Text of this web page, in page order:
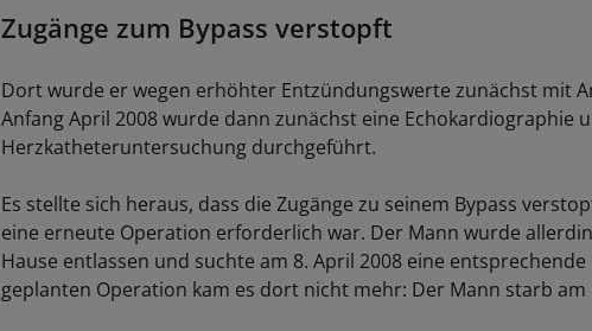
Zugänge zum Bypass verstopft
Dort wurde er wegen erhöhter Entzündungswerte zunächst mit
Anfang April 2008 wurde dann zunächst eine Echokardiographie
Herzkatheteruntersuchung durchgeführt.
Es stellte sich heraus, dass die Zugänge zu seinem Bypass
eine erneute Operation erforderlich war. Der Mann wurde
Hause entlassen und suchte am 8. April 2008 eine entsprechende
geplanten Operation kam es dort nicht mehr: Der Mann starb am